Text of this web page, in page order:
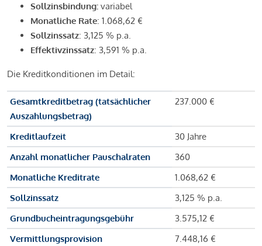
Sollzinsbindung: variabel
Monatliche Rate: 1.068,62 €
Sollzinssatz: 3,125 % p.a.
Effektivzinssatz: 3,591 % p.a.
Die Kreditkonditionen im Detail:
Gesamtkreditbetrag (tatsächlicher
Auszahlungsbetrag)
237.000 €
Kreditlaufzeit
30 Jahre
Anzahl monatlicher Pauschalraten
360
Monatliche Kreditrate
1.068,62 €
Sollzinssatz
3,125 % p.a.
Grundbucheintragungsgebühr
3.575,12 €
Vermittlungsprovision
7.448,16 €